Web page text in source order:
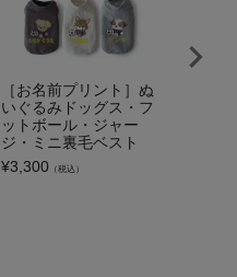
［お名前プリント］ぬ
いぐるみドッグス・フ
ットボール・ジャー
ジ・ミニ裏毛ベスト
¥3,300 （税込）